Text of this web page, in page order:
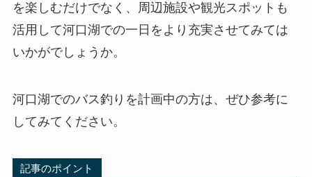
を楽しむだけでなく、周辺施設や観光スポットも
活用して河口湖での一日をより充実させてみては
いかがでしょうか。
河口湖でのバス釣りを計画中の方は、ぜひ参考に
してみてください。
記事のポイント